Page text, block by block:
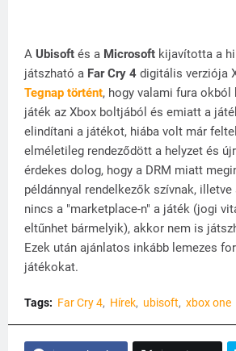
A Ubisoft és a Microsoft kijavította a
játszható a Far Cry 4 digitális verziója
Tegnap történt, hogy valami fura
játék az Xbox boltjából és emiatt a
elindítani a játékot, hiába volt már
elméletileg rendeződött a helyzet és
érdekes dolog, hogy a DRM miatt
példánnyal rendelkezők szívnak, illetve
nincs a "marketplace-n" a játék (jogi
eltűnhet bármelyik), akkor nem is
Ezek után ajánlatos inkább lemezes
játékokat.
Tags: Far Cry 4 Hírek ubisoft xbox one